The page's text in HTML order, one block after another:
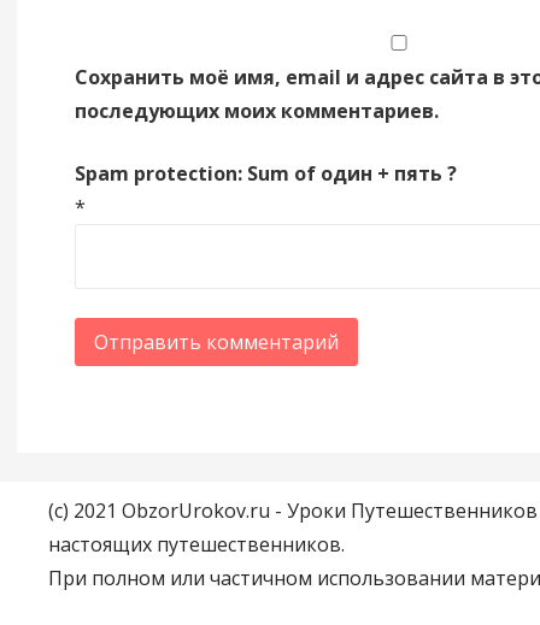
Сохранить моё имя, email и адрес сайта в
последующих моих комментариев.
Spam protection: Sum of один + пять ?
*
(c) 2021 ObzorUrokov.ru - Уроки
настоящих путешественников.
При полном или частичном использовании